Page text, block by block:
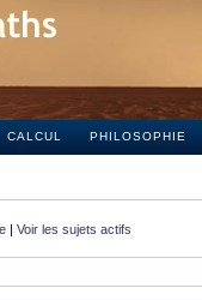
CALCUL PHILOSOPHIE
| Voir les sujets actifs